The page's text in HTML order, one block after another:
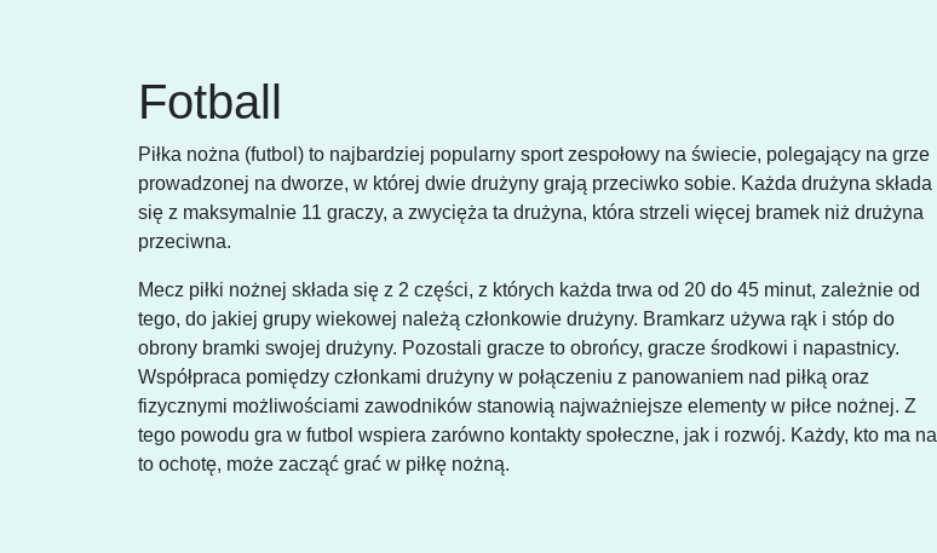
Fotball
Piłka nożna (futbol) to najbardziej popularny sport zespołowy na świecie, polegający na grze
prowadzonej na dworze, w której dwie drużyny grają przeciwko sobie. Każda drużyna składa
się z maksymalnie 11 graczy, a zwycięża ta drużyna, która strzeli więcej bramek niż drużyna
przeciwna.
Mecz piłki nożnej składa się z 2 części, z których każda trwa od 20 do 45 minut, zależnie od
tego, do jakiej grupy wiekowej należą członkowie drużyny. Bramkarz używa rąk i stóp do
obrony bramki swojej drużyny. Pozostali gracze to obrońcy, gracze środkowi i napastnicy.
Współpraca pomiędzy członkami drużyny w połączeniu z panowaniem nad piłką oraz
fizycznymi możliwościami zawodników stanowią najważniejsze elementy w piłce nożnej. Z
tego powodu gra w futbol wspiera zarówno kontakty społeczne, jak i rozwój. Każdy, kto ma na
to ochotę, może zacząć grać w piłkę nożną.